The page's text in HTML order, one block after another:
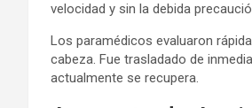
velocidad y sin la debida
Los paramédicos evaluaron
cabeza. Fue trasladado de
actualmente se recupera.